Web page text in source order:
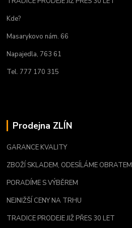
Kde?
Masarykovo nám. 66
Napajedla, 763 61
Tel. 777 170 315
Prodejna ZLÍN
GARANCE KVALITY
ZBOŽÍ SKLADEM, ODESÍLÁME OBRATEM
PORADÍME S VÝBĚREM
NEJNIŽŠÍ CENY NA TRHU
TRADICE PRODEJE JIŽ PŘES 30 LET